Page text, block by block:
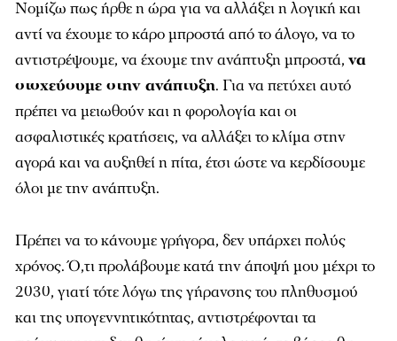
αντιστρέψουμε, να έχουμε την ανάπτυξη μπροστά,να
στοχεύουμε στην ανάπτυξη. Για να πετύχει αυτό
πρέπει να μειωθούν και η φορολογία και οι
ασφαλιστικές κρατήσεις, να αλλάξει το κλίμα στην
αγορά και να αυξηθεί η πίτα, έτσι ώστε να κερδίσουμε
όλοι με την ανάπτυξη.
Πρέπει να το κάνουμε γρήγορα, δεν υπάρχει πολύς
2030, γιατί τότε λόγω της γήρανσης του πληθυσμού
και της υπογεννητικότητας, αντιστρέφονται τα
πράγματα και δεν θα είναι εύκολο μετά, το βάρος θα
είναι μεγάλο, θα αυξηθούν απότομα οι συνταξιούχοι.